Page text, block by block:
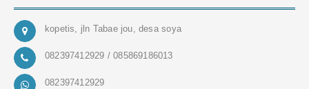
kopetis, jln Tabae jou, desa soya
082397412929 / 085869186013
082397412929